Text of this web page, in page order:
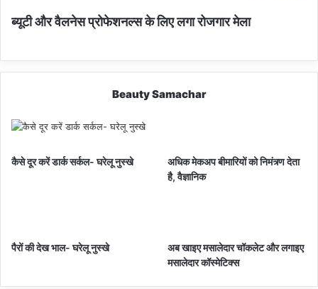
ब्यूटी और वैलनेस प्रोफेशनल्स के लिए लगा रोजगार मेला
Beauty Samachar
कैसे दूर करें डार्क सर्कल- घरेलू नुस्खे
अधिक मेकअप बीमारियों को निमंत्र्ण देता
है, वैज्ञानिक
पैरों की देख भाल- घरेलू नुस्खे
अब खाइए मसालेदार चॉकलेट और लगाइए
मसालेदार कॉस्‍मेटिक्‍स